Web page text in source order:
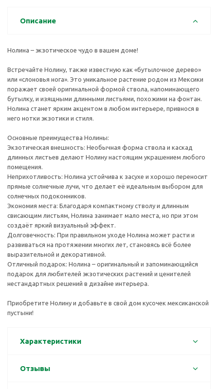
Описание
Нолина – экзотическое чудо в вашем доме!
Встречайте Нолину, также известную как «бутылочное дерево»
или «слоновья нога». Это уникальное растение родом из Мексики
поражает своей оригинальной формой ствола, напоминающего
бутылку, и изящными длинными листьями, похожими на фонтан.
Нолина станет ярким акцентом в любом интерьере, привнося в
него нотки экзотики и стиля.
Основные преимущества Нолины:
Экзотическая внешность: Необычная форма ствола и каскад
длинных листьев делают Нолину настоящим украшением любого
помещения.
Неприхотливость: Нолина устойчива к засухе и хорошо переносит
прямые солнечные лучи, что делает её идеальным выбором для
солнечных подоконников.
Экономия места: Благодаря компактному стволу и длинным
свисающим листьям, Нолина занимает мало места, но при этом
создаёт яркий визуальный эффект.
Долговечность: При правильном уходе Нолина может расти и
развиваться на протяжении многих лет, становясь всё более
выразительной и декоративной.
Отличный подарок: Нолина – оригинальный и запоминающийся
подарок для любителей экзотических растений и ценителей
нестандартных решений в дизайне интерьера.
Приобретите Нолину и добавьте в свой дом кусочек мексиканской
пустыни!
Характеристики
Отзывы